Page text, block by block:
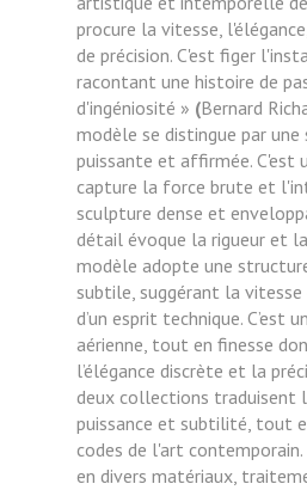
procure la vitesse,
de précision. C'est figer
racontant une histoire de
d'ingéniosité » (Bernard
modèle se distingue par
puissante et affirmée. C'est
capture la force brute et
sculpture dense et
détail évoque la rigueur et
modèle adopte une
subtile, suggérant la vitesse
d’un esprit technique. C’est
aérienne, tout en finesse
l’élégance discrète et la
deux collections traduisent
puissance et subtilité, tout
codes de l'art
en divers matériaux,